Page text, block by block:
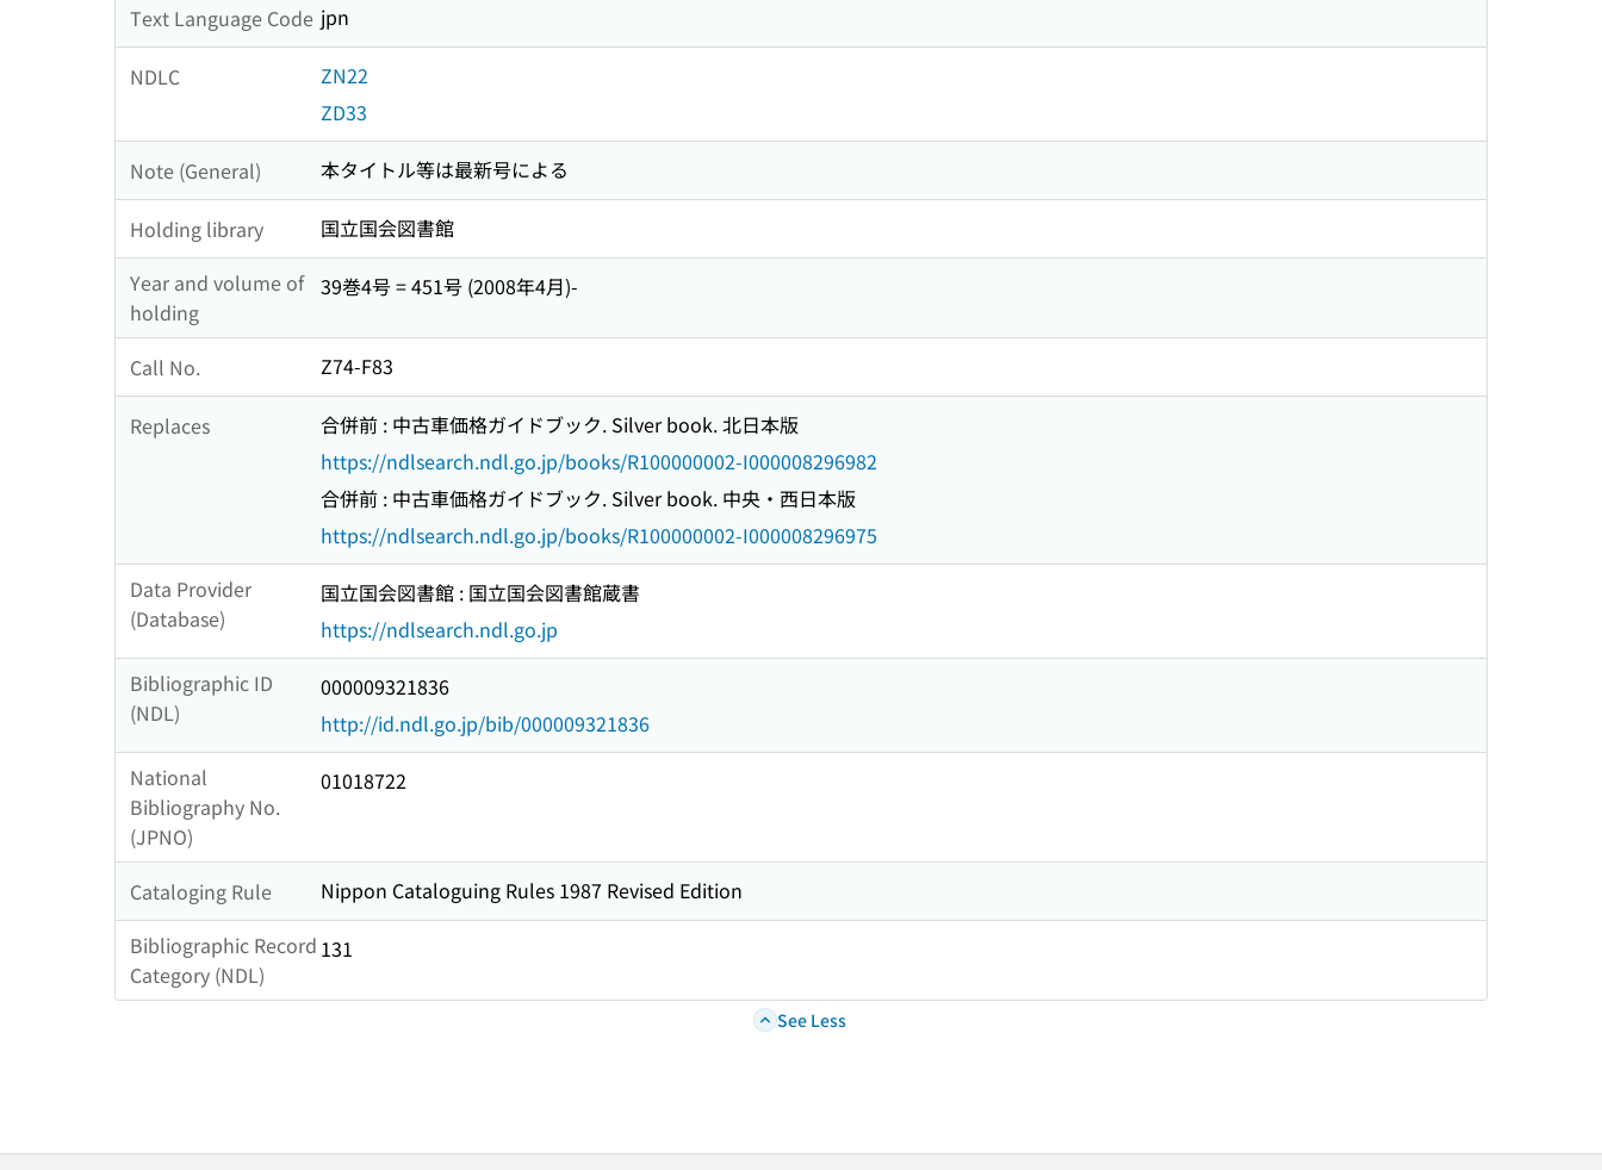
Text Language Code jpn
NDLC
ZN22
ZD33
Note (General) 本タイトル等は最新号による
Holding library
国立国会図書館
Year and volume of
holding
39巻4号 = 451号 (2008年4月)-
Call No. Z74-F83
Replaces
合併前 : 中古車価格ガイドブック. Silver book. 北日本版
https://ndlsearch.ndl.go.jp/books/R100000002-I000008296982
合併前 : 中古車価格ガイドブック. Silver book. 中央・西日本版
https://ndlsearch.ndl.go.jp/books/R100000002-I000008296975
Data Provider
(Database)
国立国会図書館 : 国立国会図書館蔵書
https://ndlsearch.ndl.go.jp
Bibliographic ID
(NDL)
000009321836
http://id.ndl.go.jp/bib/000009321836
National
Bibliography No.
(JPNO)
01018722
Cataloging Rule
Nippon Cataloguing Rules 1987 Revised Edition
Bibliographic Record
Category (NDL)
131
See Less